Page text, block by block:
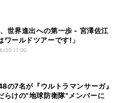
世界進出への第一歩 - 宮澤佐江
ワールドツアーです!」
30 11:00
の7名が『ウルトラマンサーガ』
らけの"地球防衛隊"メンバーに